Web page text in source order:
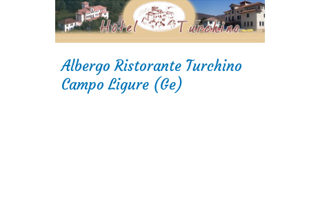
Albergo Ristorante Turchino
Campo Ligure (Ge)